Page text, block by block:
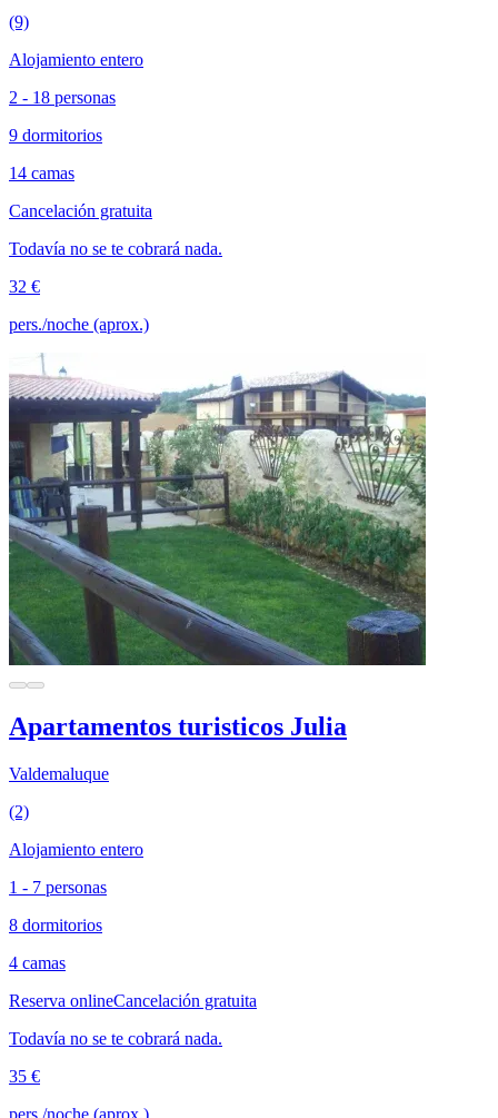
(9)
Alojamiento entero
2 - 18 personas
9 dormitorios
14 camas
Cancelación gratuita
Todavía no se te cobrará nada.
32 €
pers./noche (aprox.)
Apartamentos turisticos Julia
Valdemaluque
(2)
Alojamiento entero
1 - 7 personas
8 dormitorios
4 camas
Reserva onlineCancelación gratuita
Todavía no se te cobrará nada.
35 €